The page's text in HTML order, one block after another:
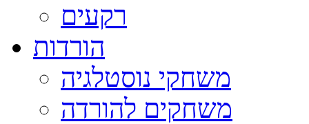
רקעים
הורדות
משחקי נוסטלגיה
משחקים להורדה